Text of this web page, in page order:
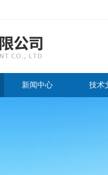
新闻中心 技术